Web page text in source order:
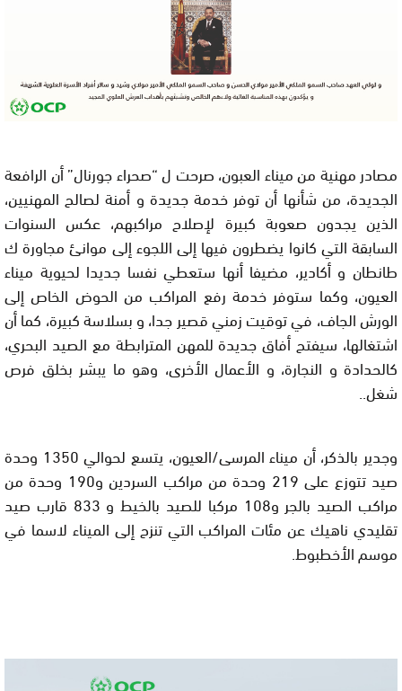
مصادر مهنية من ميناء العبون، صرحت ل “صحراء جورنال” أن الرافعة
الجديدة، من شأنها أن توفر خدمة جديدة و أمنة لصالح المهنيين،
الذين يجدون صعوبة كبيرة لإصلاح مراكبهم، عكس السنوات
السابقة التي كانوا يضطرون فيها إلى اللجوء إلى موانئ مجاورة ك
طانطان و أكادير، مضيفا أنها ستعطي نفسا جديدا لحيوية ميناء
العيون، وكما ستوفر خدمة رفع المراكب من الحوض الخاص إلى
الورش الجاف، في توقيت زمني قصير جدا، و بسلاسة كبيرة، كما أن
اشتغالها، سيفتح أفاق جديدة للمهن المترابطة مع الصيد البحري،
كالحدادة و النجارة، و الأعمال الأخرى، وهو ما يبشر بخلق فرص
شغل..
وجدير بالذكر، أن ميناء المرسى/العيون، يتسع لحوالي 1350 وحدة
صيد تتوزع على 219 وحدة من مراكب السردين و190 وحدة من
مراكب الصيد بالجر و108 مركبا للصيد بالخيط و 833 قارب صيد
تقليدي ناهيك عن مئات المراكب التي تنزح إلى الميناء لاسما في
موسم الأخطبوط.